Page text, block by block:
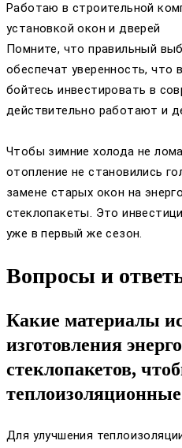
Работаю в строительной
установкой окон и дверей
Помните, что правильный
обеспечат уверенность, что
бойтесь инвестировать в
действительно работают и
Чтобы зимние холода не
отопление не становились
замене старых окон на
стеклопакеты. Это
уже в первый же сезон.
Вопросы и
Какие материалы
изготовления
стеклопакетов,
Для улучшения